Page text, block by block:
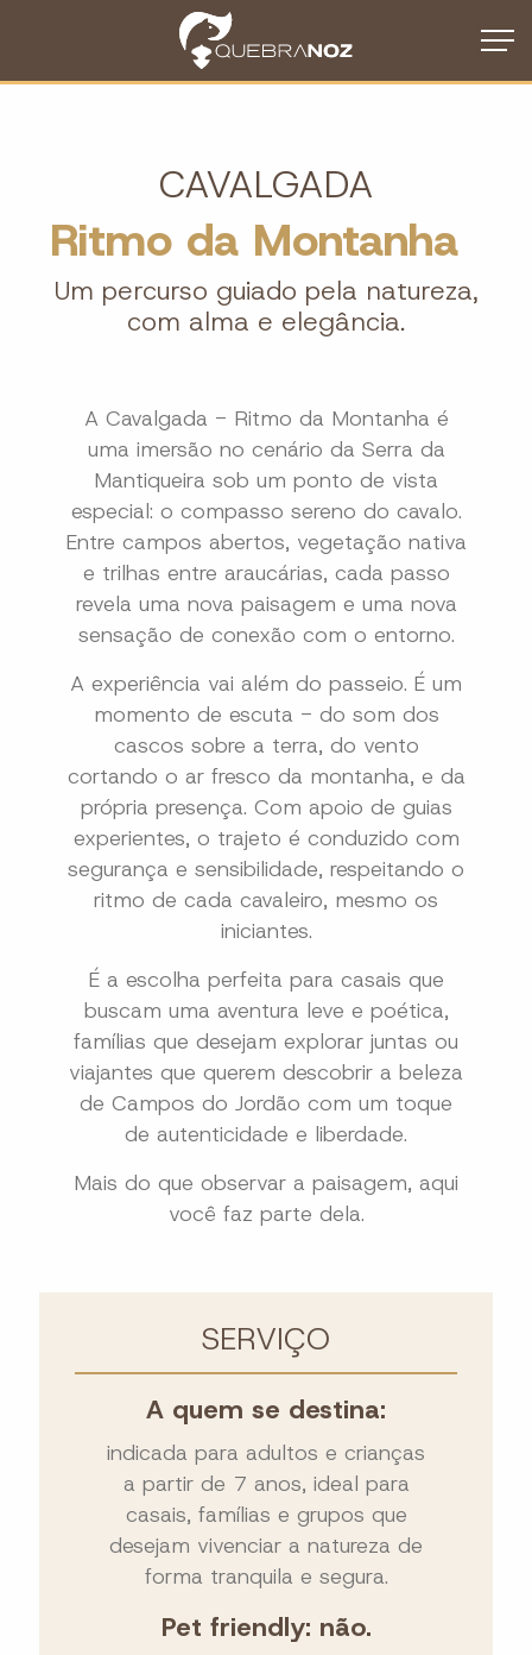
CAVALGADA
Ritmo da Montanha
Um percurso guiado pela natureza,
com alma e elegância.
A Cavalgada - Ritmo da Montanha é
uma imersão no cenário da Serra da
Mantiqueira sob um ponto de vista
especial: o compasso sereno do cavalo.
Entre campos abertos, vegetação nativa
e trilhas entre araucárias, cada passo
revela uma nova paisagem e uma nova
sensação de conexão com o entorno.
A experiência vai além do passeio. É um
momento de escuta - do som dos
cascos sobre a terra, do vento
cortando o ar fresco da montanha, e da
própria presença. Com apoio de guias
experientes, o trajeto é conduzido com
segurança e sensibilidade, respeitando o
ritmo de cada cavaleiro, mesmo os
iniciantes.
É a escolha perfeita para casais que
buscam uma aventura leve e poética,
famílias que desejam explorar juntas ou
viajantes que querem descobrir a beleza
de Campos do Jordão com um toque
de autenticidade e liberdade.
Mais do que observar a paisagem, aqui
você faz parte dela.
SERVIÇO
A quem se destina:
indicada para adultos e crianças
a partir de 7 anos, ideal para
casais, famílias e grupos que
desejam vivenciar a natureza de
forma tranquila e segura.
Pet friendly: não.